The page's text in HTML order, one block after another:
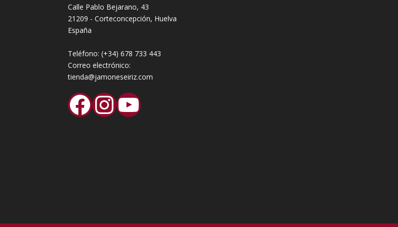
Calle Pablo Bejarano, 43
21209 - Corteconcepción, Huelva
España
Teléfono:(+34) 678 733 443
Correo electrónico:
tienda@jamoneseiriz.com
Facebook
Instagram
YouTube